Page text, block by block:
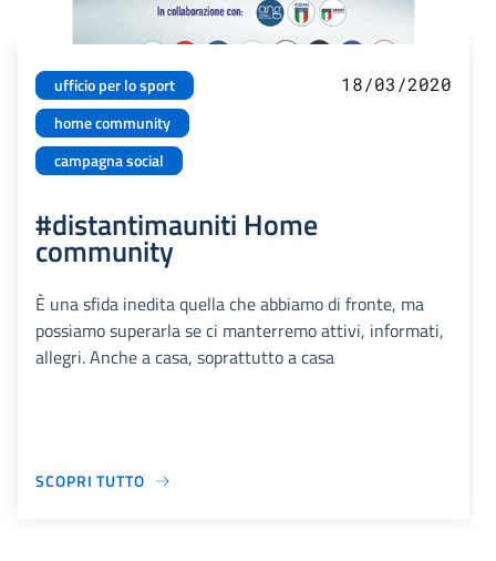
ufficio per lo sport
home community
campagna social
18/03/2020
#distantimauniti Home
community
È una sfida inedita quella che abbiamo di fronte, ma
possiamo superarla se ci manterremo attivi, informati,
allegri. Anche a casa, soprattutto a casa
SCOPRI TUTTO